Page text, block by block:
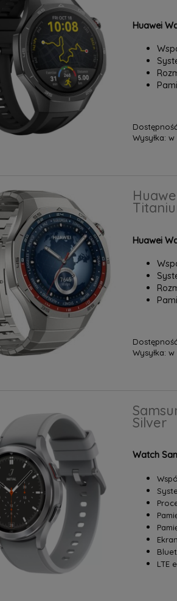
Huawei
Wysyłka: w
Huawei
Wysyłka: w
Silver
Watch
LTE